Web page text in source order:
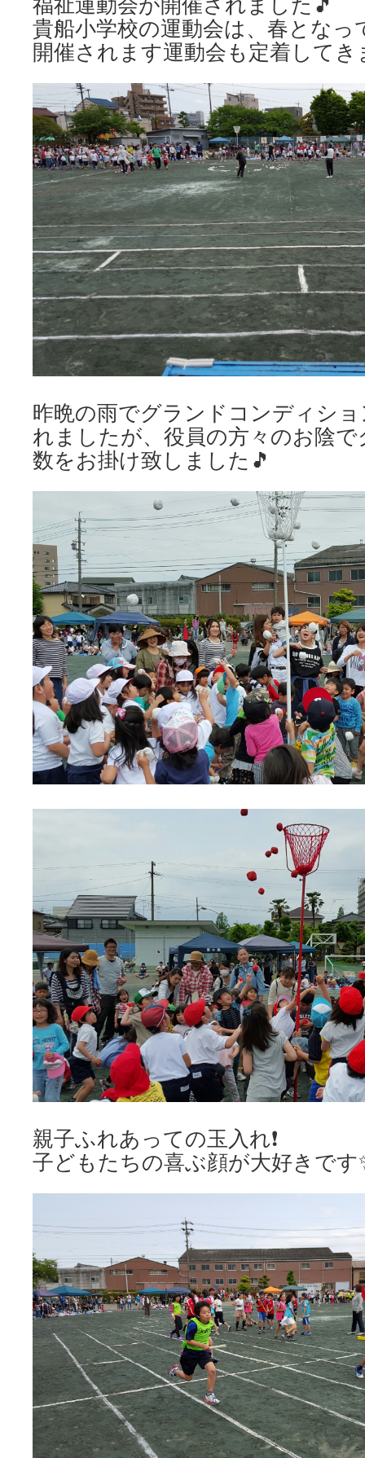
貴船小学校の運動会は、春とな
開催されます運動会も定着してき
昨晩の雨でグランドコンディシ
れましたが、役員の方々のお陰
数をお掛け致しました🎵
親子ふれあっての玉入れ❗
子どもたちの喜ぶ顔が大好きです